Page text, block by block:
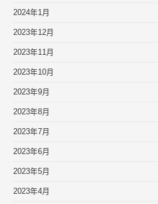
2024年1月
2023年12月
2023年11月
2023年10月
2023年9月
2023年8月
2023年7月
2023年6月
2023年5月
2023年4月